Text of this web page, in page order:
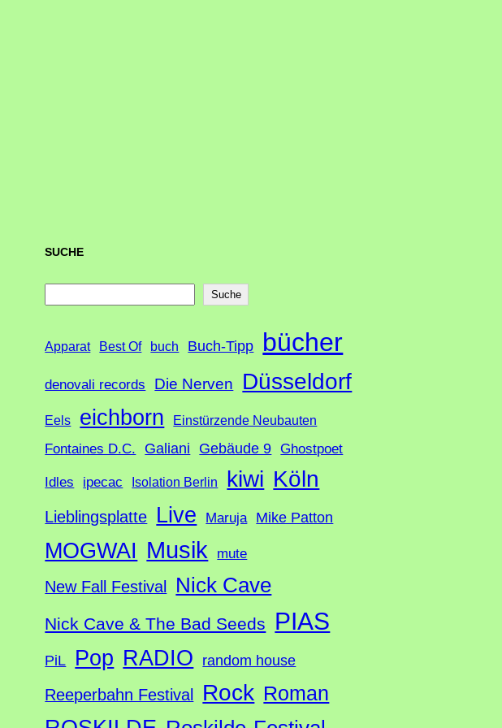
SUCHE
c
Suche
Apparat Best Of buch Buch-Tipp bücher
denovali records Die Nerven Düsseldorf
Eels eichborn Einstürzende Neubauten
Fontaines D.C. Galiani Gebäude 9 Ghostpoet
Idles ipecac Isolation Berlin kiwi Köln
Lieblingsplatte Live Maruja Mike Patton
MOGWAI Musik mute
New Fall Festival Nick Cave
Nick Cave & The Bad Seeds PIAS
PiL Pop RADIO random house
Reeperbahn Festival Rock Roman